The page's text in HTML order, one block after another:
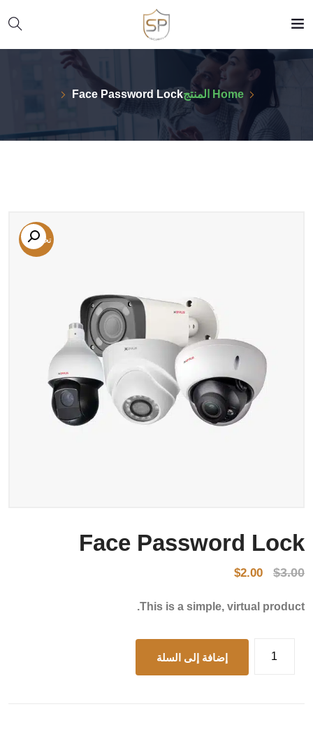
Home المنتجFace Password Lock
تخفيض!
Face Password Lock
$3.00
$2.00
This is a simple, virtual product.
إضافة إلى السلة